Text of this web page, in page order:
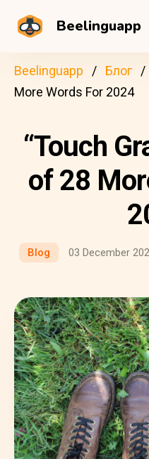
Beelinguapp
Beelinguapp Блог
More Words For 2024
“Touch
of 28
Blog 03 December